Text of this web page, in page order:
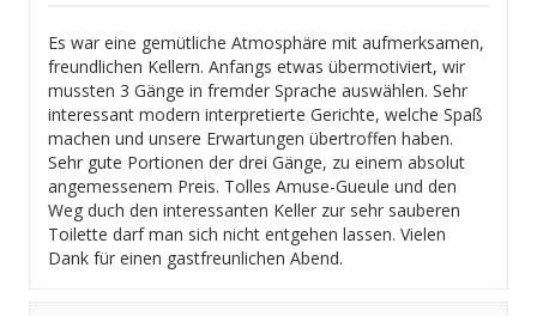
Es war eine gemütliche Atmosphäre mit aufmerksamen,
freundlichen Kellern. Anfangs etwas übermotiviert, wir
mussten 3 Gänge in fremder Sprache auswählen. Sehr
interessant modern interpretierte Gerichte, welche Spaß
machen und unsere Erwartungen übertroffen haben.
Sehr gute Portionen der drei Gänge, zu einem absolut
angemessenem Preis. Tolles Amuse-Gueule und den
Weg duch den interessanten Keller zur sehr sauberen
Toilette darf man sich nicht entgehen lassen. Vielen
Dank für einen gastfreunlichen Abend.